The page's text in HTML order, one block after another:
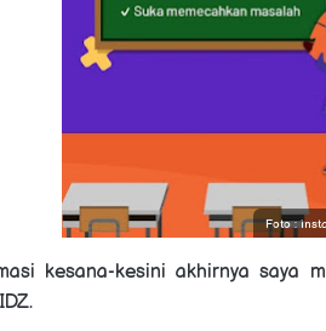
Foto :
kesana-kesini akhirnya saya